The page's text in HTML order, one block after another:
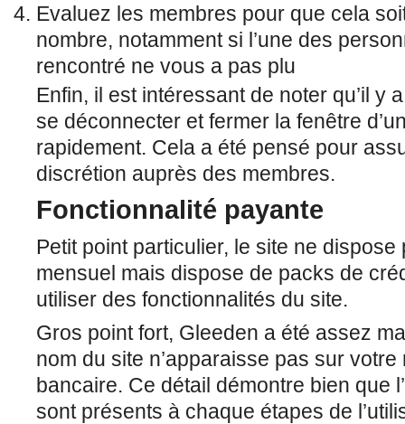
Evaluez les membres pour que cela
nombre, notamment si l’une des
rencontré ne vous a pas plu
Enfin, il est intéressant de noter qu’il y
se déconnecter et fermer la fenêtre
rapidement. Cela a été pensé pour
discrétion auprès des membres.
Fonctionnalité payante
Petit point particulier, le site ne dispose
mensuel mais dispose de packs de
utiliser des fonctionnalités du site.
Gros point fort, Gleeden a été assez
nom du site n’apparaisse pas sur
bancaire. Ce détail démontre bien que
sont présents à chaque étapes de